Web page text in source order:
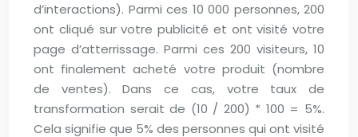
d’interactions). Parmi ces 10 000 personnes, 200
ont cliqué sur votre publicité et ont visité votre
page d’atterrissage. Parmi ces 200 visiteurs, 10
ont finalement acheté votre produit (nombre
de ventes). Dans ce cas, votre taux de
transformation serait de (10 / 200) * 100 = 5%.
Cela signifie que 5% des personnes qui ont visité